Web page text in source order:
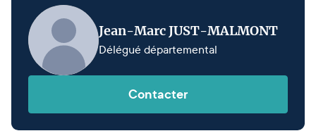
Jean-Marc JUST-MALMONT
Délégué départemental
Contacter